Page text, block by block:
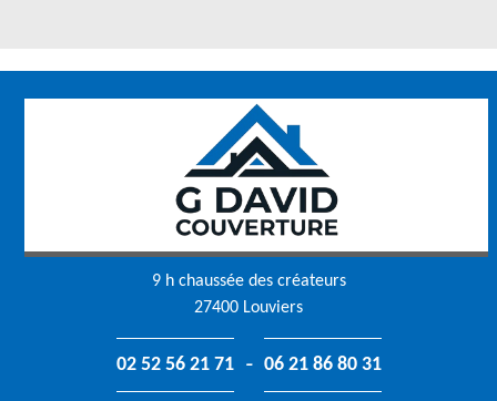
9 h chaussée des créateurs
27400 Louviers
02 52 56 21 71 - 06 21 86 80 31